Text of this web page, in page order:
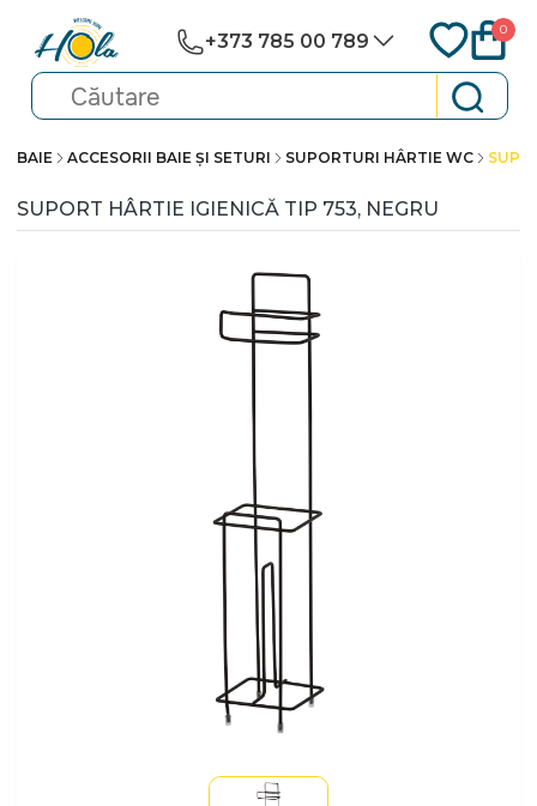
+373 785 00 789
0
BAIE ACCESORII BAIE ȘI SETURI SUPORTURI HÂRTIE WC
SUPORT HÂRTIE IGIENICĂ TIP 753, NEGRU